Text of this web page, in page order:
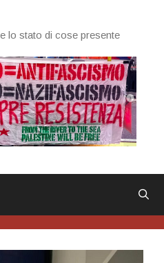
lo stato di cose presente